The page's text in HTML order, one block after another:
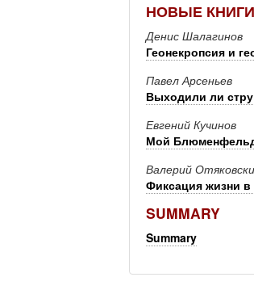
НОВЫЕ КНИГИ
Денис Шалагинов
Геонекропсия и
Павел Арсеньев
Выходили ли
Евгений Кучинов
Мой
Валерий
Фиксация жизни в
SUMMARY
Summary